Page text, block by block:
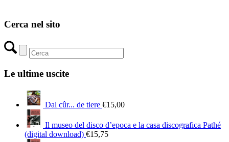
Cerca nel sito
Le ultime uscite
Dal cûr... de tiere €15,00
Il museo del disco d’epoca e la casa discografica Pathé
(digital download) €15,75